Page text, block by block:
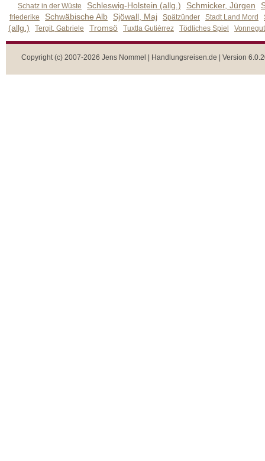
Schatz in der Wüste
Schleswig-Holstein (allg.) Schmicker, Jürgen
friederike Schwäbische Alb Sjöwall, Maj Spätzünder Stadt Land Mord
(allg.) Tergit, Gabriele Tromsö Tuxtla Gutiérrez Tödliches Spiel
Copyright (c) 2007-2026 Jens Nommel | Handlungsreisen.de | Version